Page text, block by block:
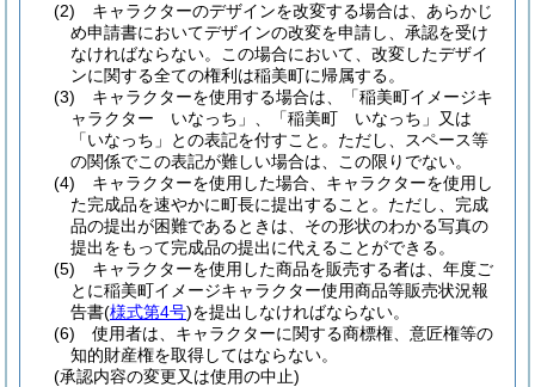
(2)
キャラクターのデザインを改変する場合は、あらかじ
め申請書においてデザインの改変を申請し、承認を受け
なければならない。
この場合において、改変したデザイ
ンに関する全ての権利は稲美町に帰属する。
(3)
キャラクターを使用する場合は、「稲美町イメージキ
ャラクター いなっち」、「稲美町 いなっち」又は
「いなっち」との表記を付すこと。 ただし、スペース等
の関係でこの表記が難しい場合は、この限りでない。
(4)
キャラクターを使用した場合、キャラクターを使用し
た完成品を速やかに町長に提出すること。 ただし、完成
品の提出が困難であるときは、その形状のわかる写真の
提出をもって完成品の提出に代えることができる。
(5)
キャラクターを使用した商品を販売する者は、年度ご
とに稲美町イメージキャラクター使用商品等販売状況報
告書(様式第4号)を提出しなければならない。
(6)
使用者は、キャラクターに関する商標権、意匠権等の
知的財産権を取得してはならない。
(承認内容の変更又は使用の中止)